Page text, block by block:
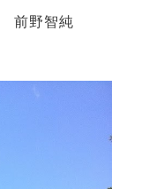
前野智純